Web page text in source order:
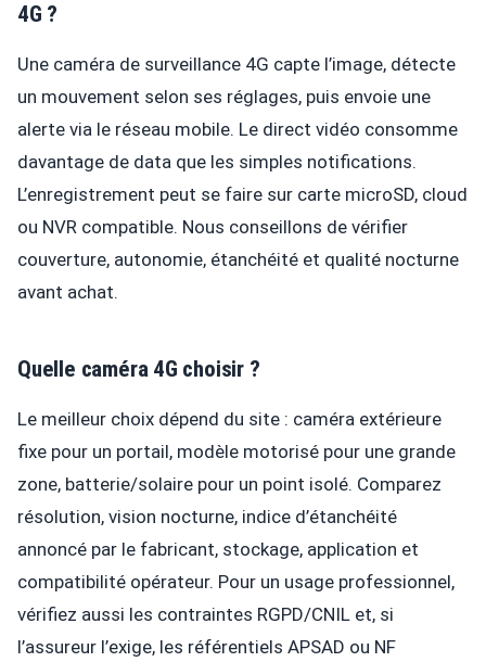
4G ?
Une caméra de surveillance 4G capte l’image, détecte
un mouvement selon ses réglages, puis envoie une
alerte via le réseau mobile. Le direct vidéo consomme
davantage de data que les simples notifications.
L’enregistrement peut se faire sur carte microSD, cloud
ou NVR compatible. Nous conseillons de vérifier
couverture, autonomie, étanchéité et qualité nocturne
avant achat.
Quelle caméra 4G choisir ?
Le meilleur choix dépend du site : caméra extérieure
fixe pour un portail, modèle motorisé pour une grande
zone, batterie/solaire pour un point isolé. Comparez
résolution, vision nocturne, indice d’étanchéité
annoncé par le fabricant, stockage, application et
compatibilité opérateur. Pour un usage professionnel,
vérifiez aussi les contraintes RGPD/CNIL et, si
l’assureur l’exige, les référentiels APSAD ou NF